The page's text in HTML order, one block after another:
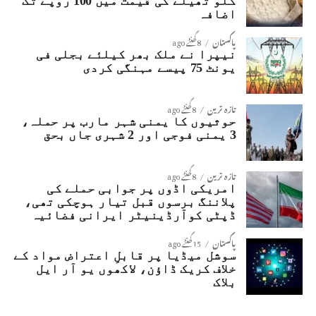
اضافہ
پاکستان 8 گھنٹے ago
نیپرا نے ملک بھر کیلئے بجلی فی
یونٹ 75 پیسے مہنگی کردی
تازہ ترین 8 گھنٹے ago
حوثیوں کا یمنی شہر مارب پر حملہ،
3 یمنی فوجی اور 2 شہری جاں بحق
تازہ ترین 8 گھنٹے ago
امریکی اڈوں پر جوابی حملے کی
پلاننگ برسوں قبل تیار ہوچکی تھی،
ڈپٹی کوآرڈینیٹر ایرانی فضائیہ
پاکستان 15 گھنٹے ago
سوشل میڈیا پر قابلِ اعتراض مواد کے
خلاف کریک ڈاؤن، لاکھوں یو آر ایل
بلاک